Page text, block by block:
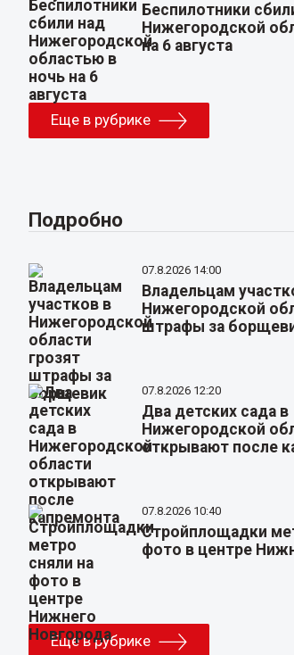
Беспилотники
Нижегородской
на 6 августа
Еще в рубрике
Подробно
07.8.2026 14:00
Владельцам
Нижегородской
штрафы за
07.8.2026 12:20
Два детских сада в
Нижегородской
открывают после
07.8.2026 10:40
Стройплощадки
фото в центре
Еще в рубрике